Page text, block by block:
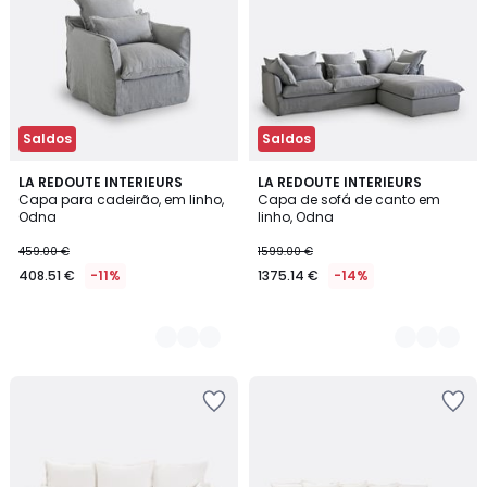
Saldos
LA REDOUTE INTERIEURS
Capa para cadeirão, em linho,
Odna
459.00 €
408.51 € -11%
7
Cores
Saldos
LA REDOUTE INTERIEURS
Capa de sofá de canto em
linho, Odna
1599.00 €
1375.14 € -14%
7
Cores